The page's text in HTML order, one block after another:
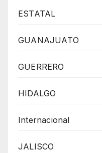
ESTATAL
GUANAJUATO
GUERRERO
HIDALGO
Internacional
JALISCO